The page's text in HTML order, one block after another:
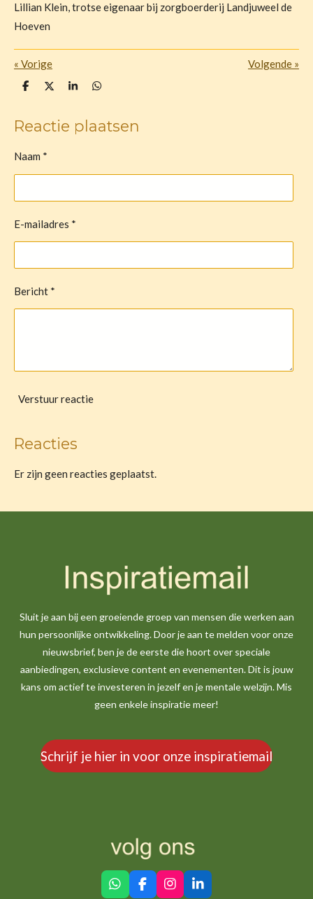
Lillian Klein, trotse eigenaar bij zorgboerderij Landjuweel de
Hoeven
« Vorige Volgende »
D
e
n
D
l
S
e
D
e
n
Reactie plaatsen
Naam *
E-mailadres *
Bericht *
Verstuur reactie
Reacties
Er zijn geen reacties geplaatst.
Sluit je aan bij een groeiende groep van mensen die werken aan
hun persoonlijke ontwikkeling. Door je aan te melden voor onze
nieuwsbrief, ben je de eerste die hoort over speciale
aanbiedingen, exclusieve content en evenementen. Dit is jouw
kans om actief te investeren in jezelf en je mentale welzijn. Mis
geen enkele inspiratie meer!
Schrijf je hier in voor onze inspiratiemail
W
F
I
L